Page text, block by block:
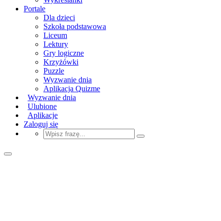
Portale
Dla dzieci
Szkoła podstawowa
Liceum
Lektury
Gry logiczne
Krzyżówki
Puzzle
Wyzwanie dnia
Aplikacja Quizme
Wyzwanie dnia
Ulubione
Aplikacje
Zaloguj się